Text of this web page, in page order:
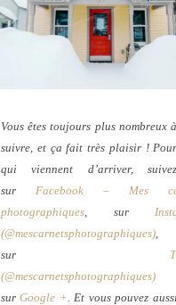
Vous êtes toujours plus nombreux
suivre, et ça fait très plaisir !
qui viennent d’arriver,
sur Facebook – Mes
photographiques , sur
(@mescarnetsphotographiques)
sur
surGoogle + . Et vous pouvez